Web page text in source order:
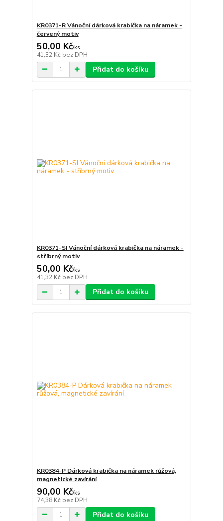
KR0371-R Vánoční dárková krabička na náramek -
červený motiv
50,00 Kč/ks
41,32 Kč bez DPH
Přidat do košíku
KR0371-SI Vánoční dárková krabička na náramek -
stříbrný motiv
50,00 Kč/ks
41,32 Kč bez DPH
Přidat do košíku
KR0384-P Dárková krabička na náramek růžová,
magnetické zavírání
90,00 Kč/ks
74,38 Kč bez DPH
Přidat do košíku